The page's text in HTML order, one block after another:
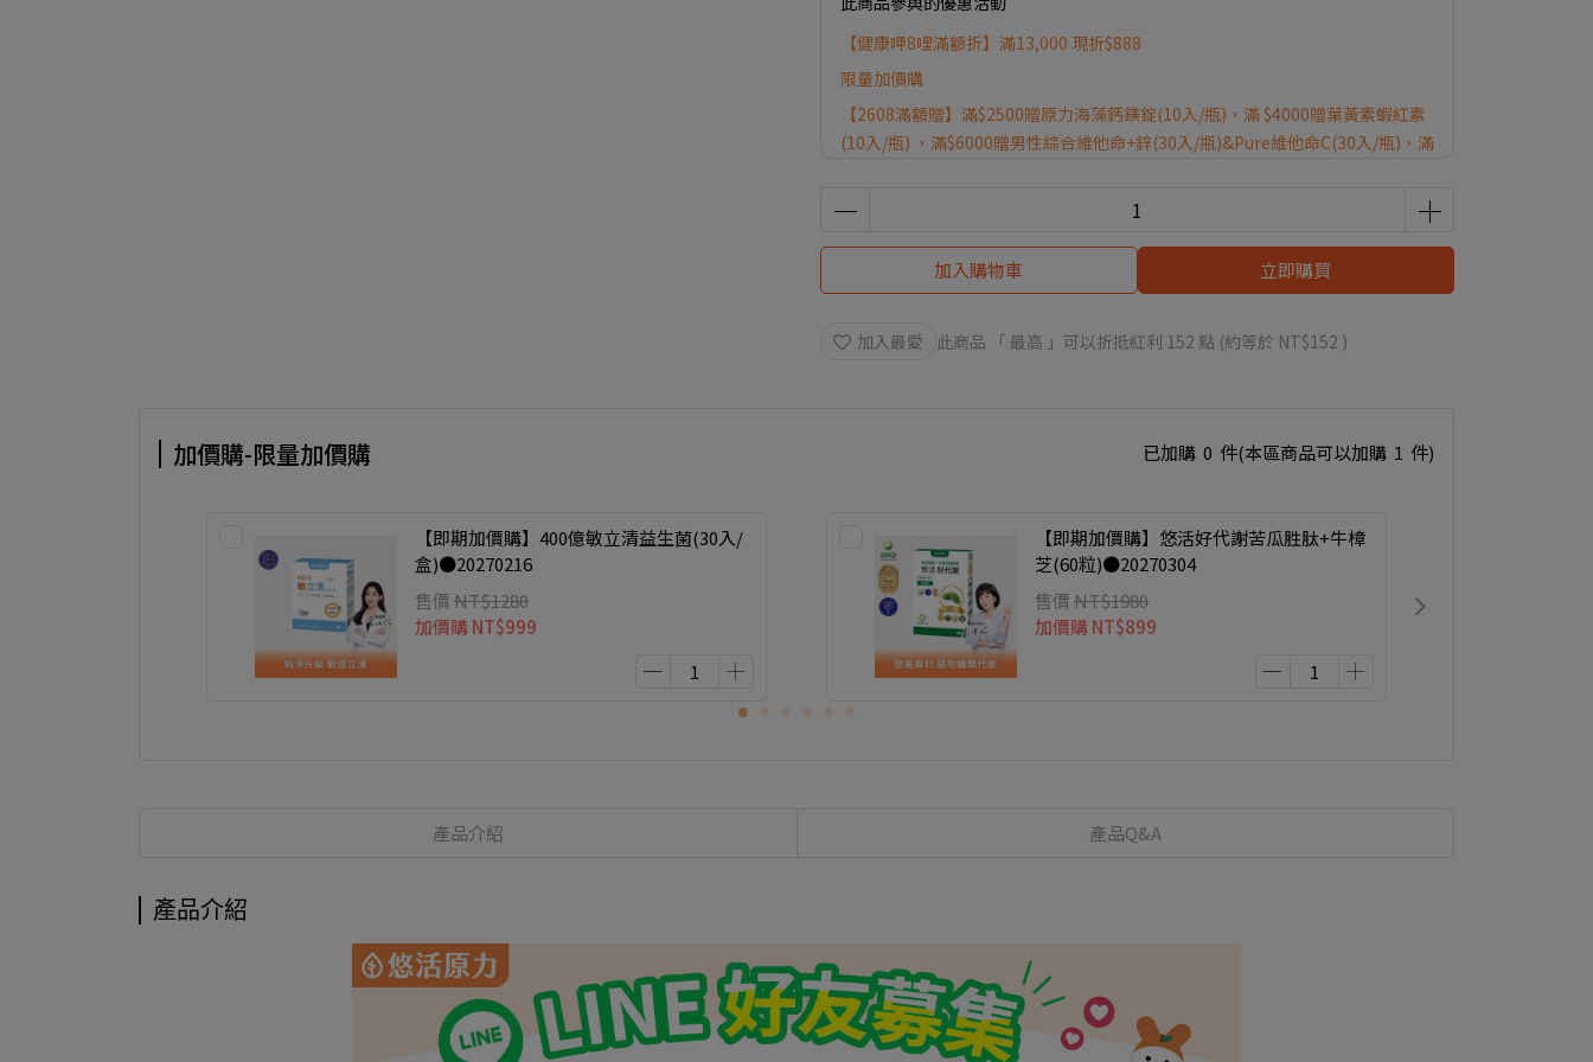
【健康呷8哩滿額折】滿13,000 現折$888
限量加價購
【2608滿額贈】滿$2500贈原力海藻鈣鎂錠(10入/瓶)，滿 $4000贈葉黃素蝦紅素
(10入/瓶) ，滿$6000贈男性綜合維他命+鋅(30入/瓶)&Pure維他命C(30入/瓶)，滿
健康呷8哩【滿$2000送$100優惠券】
加入購物車 立即購買
加入最愛 此商品 「 最高 」可以折抵紅利 152 點 (約等於 NT$152 )
加價購-限量加價購 已加購 0 件(本區商品可以加購 1 件)
【即期加價購】400億敏立清益生菌(30入/
盒)●20270216
售價NT$1280
加價購 NT$999
【即期加價購】悠活好代謝苦瓜胜肽+牛樟
芝(60粒)●20270304
售價NT$1980
加價購 NT$899
產品介紹 產品Q&A
產品介紹